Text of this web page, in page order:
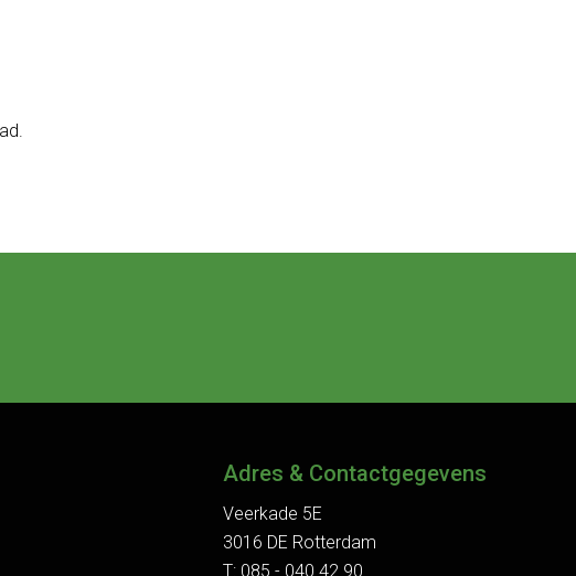
Adres & Contactgegevens
Veerkade 5E
3016 DE Rotterdam
T: 085 - 040 42 90